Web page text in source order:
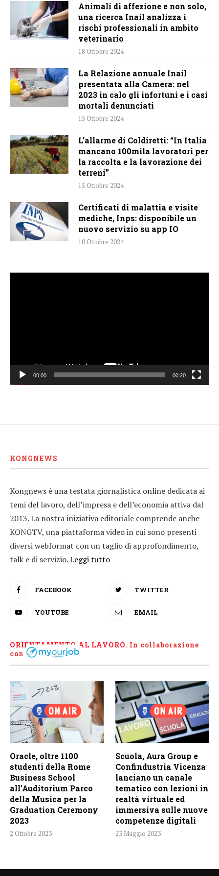
Animali di affezione e non solo,
una ricerca Inail analizza i
rischi professionali in ambito
veterinario
18 Ottobre 2024
La Relazione annuale Inail
presentata alla Camera: nel
2023 in calo gli infortuni e i casi
mortali denunciati
15 Ottobre 2024
L’allarme di Coldiretti: “In Italia
mancano 100mila lavoratori per
la raccolta e la lavorazione dei
terreni”
15 Ottobre 2024
Certificati di malattia e visite
mediche, Inps: disponibile un
nuovo servizio su app IO
10 Ottobre 2024
00:00 00:20
KONGNEWS
Kongnews è una testata giornalistica online dedicata ai
temi del lavoro, dell’impresa e dell’economia attiva dal
2013. La nostra iniziativa editoriale comprende anche
KONGTV, una piattaforma video in cui sono presenti
diversi webformat con un taglio di approfondimento,
talk e di servizio.Leggi tutto
FACEBOOK TWITTER
YOUTUBE EMAIL
ORIENTAMENTO AL LAVORO. In collaborazione
con
Oracle, oltre 1100
studenti della Rome
Business School
all’Auditorium Parco
della Musica per la
Graduation Ceremony
2023
2 Ottobre 2023
Scuola, Aura Group e
Confindustria Vicenza
lanciano un canale
tematico con lezioni in
realtà virtuale ed
immersiva sulle nuove
competenze digitali
23 Maggio 2023